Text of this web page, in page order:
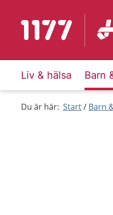
Till startsidan för 1177
Liv & hälsa Barn
Du är här: Start Barn